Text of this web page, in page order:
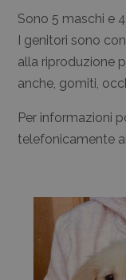
Sono 5 maschi e
I genitori sono
alla riproduzione
anche, gomiti,
Per informazioni
telefonicamente